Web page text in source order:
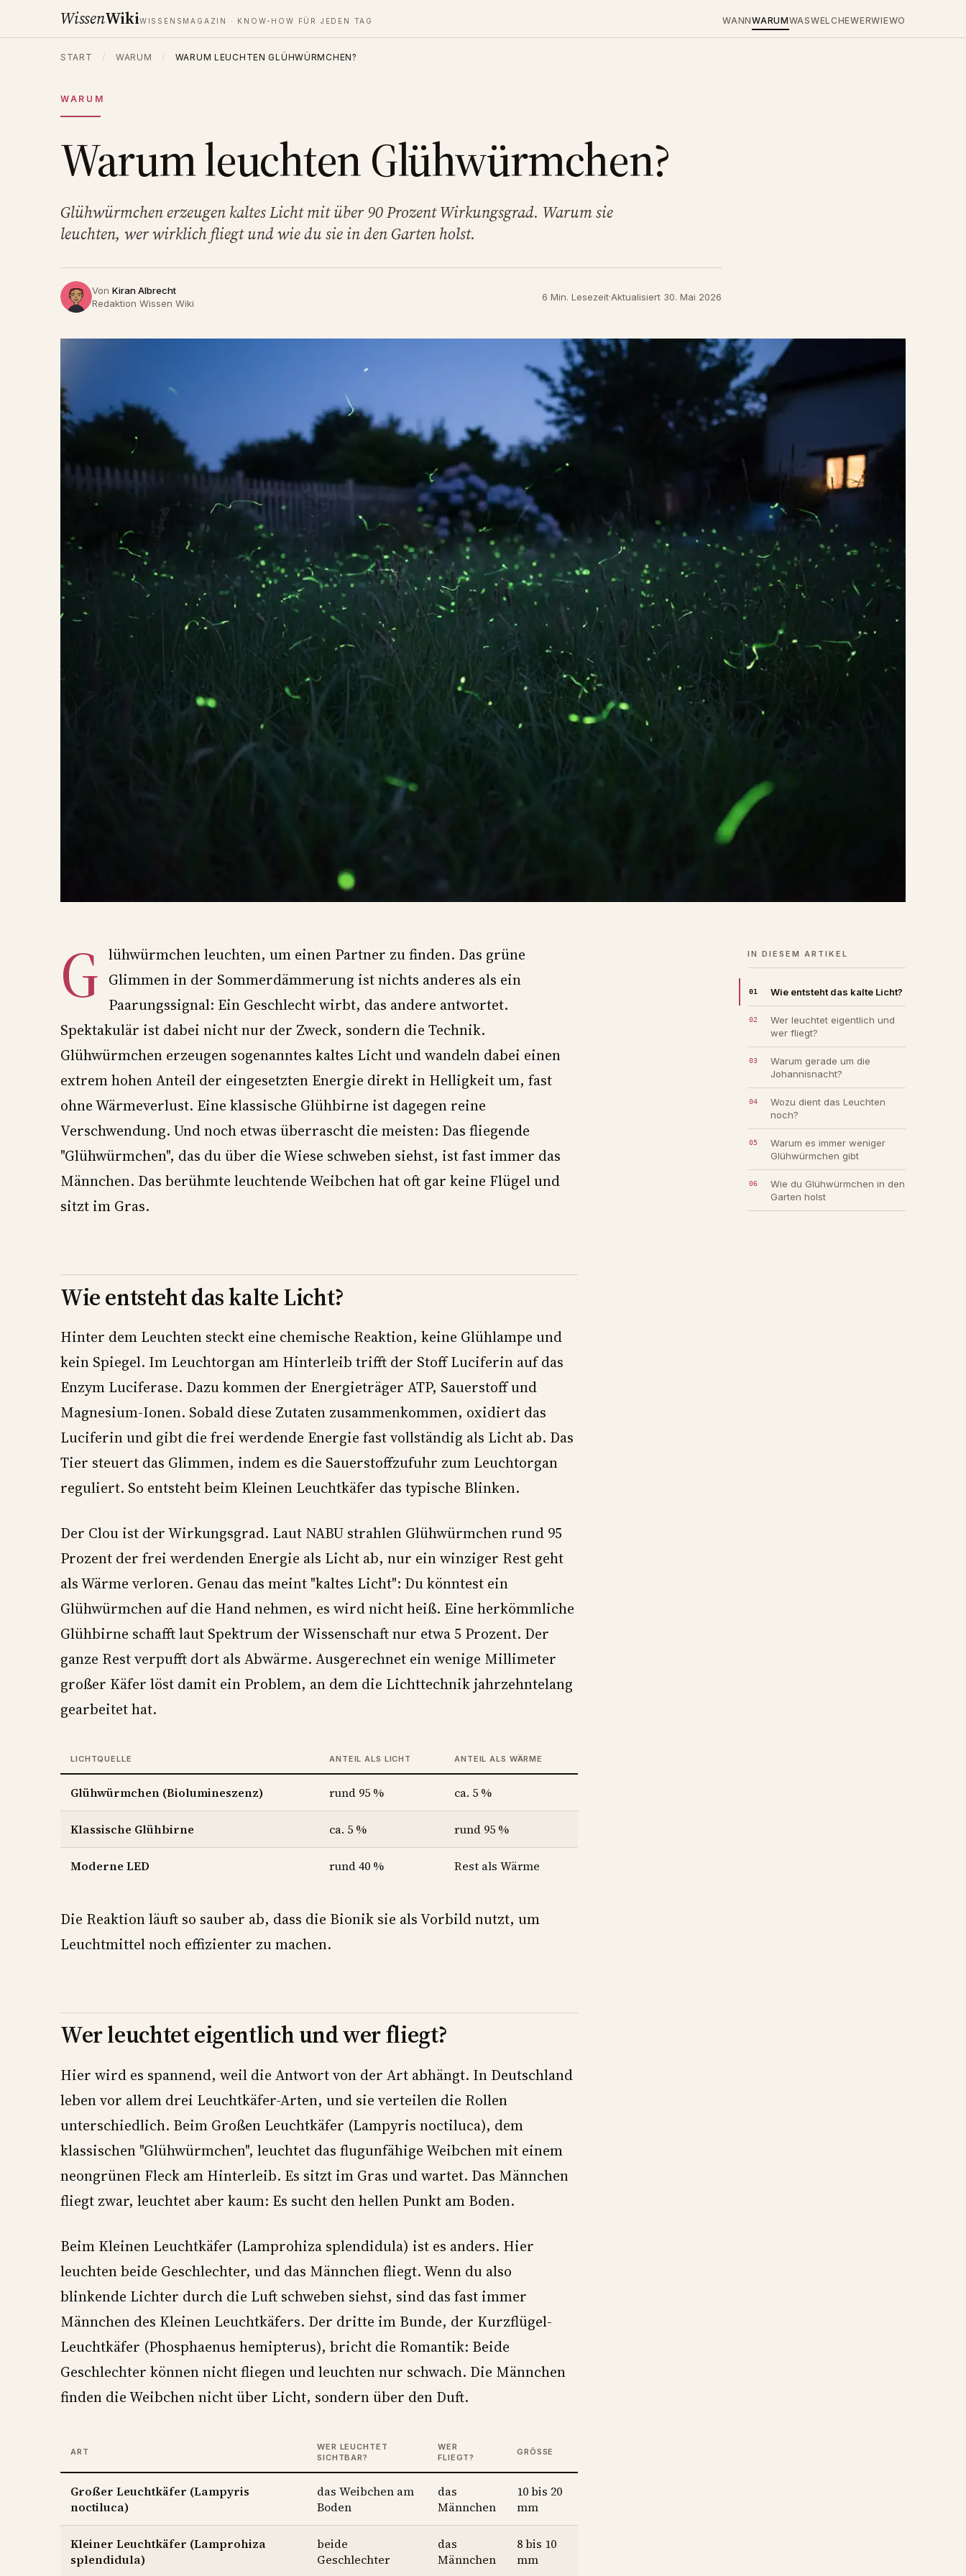
WissenWikiWISSENSMAGAZIN · KNOW-HOW FÜR JEDEN TAG WANNWARUMWASWELCHEWERWIEWO
START / WARUM / WARUM LEUCHTEN GLÜHWÜRMCHEN?
WARUM
Warum leuchten Glühwürmchen?
Glühwürmchen erzeugen kaltes Licht mit über 90 Prozent Wirkungsgrad. Warum sie
leuchten, wer wirklich fliegt und wie du sie in den Garten holst.
Von Kiran Albrecht
Redaktion Wissen Wiki
6 Min. Lesezeit·Aktualisiert 30. Mai 2026
IN DIESEM ARTIKEL
Wie entsteht das kalte Licht?
Wer leuchtet eigentlich und
wer fliegt?
Warum gerade um die
Johannisnacht?
Wozu dient das Leuchten
noch?
Warum es immer weniger
Glühwürmchen gibt
Wie du Glühwürmchen in den
Garten holst
G lühwürmchen leuchten, um einen Partner zu finden. Das grüne
Glimmen in der Sommerdämmerung ist nichts anderes als ein
Paarungssignal: Ein Geschlecht wirbt, das andere antwortet.
Spektakulär ist dabei nicht nur der Zweck, sondern die Technik.
Glühwürmchen erzeugen sogenanntes kaltes Licht und wandeln dabei einen
extrem hohen Anteil der eingesetzten Energie direkt in Helligkeit um, fast
ohne Wärmeverlust. Eine klassische Glühbirne ist dagegen reine
Verschwendung. Und noch etwas überrascht die meisten: Das fliegende
"Glühwürmchen", das du über die Wiese schweben siehst, ist fast immer das
Männchen. Das berühmte leuchtende Weibchen hat oft gar keine Flügel und
sitzt im Gras.
Wie entsteht das kalte Licht?
Hinter dem Leuchten steckt eine chemische Reaktion, keine Glühlampe und
kein Spiegel. Im Leuchtorgan am Hinterleib trifft der Stoff Luciferin auf das
Enzym Luciferase. Dazu kommen der Energieträger ATP, Sauerstoff und
Magnesium-Ionen. Sobald diese Zutaten zusammenkommen, oxidiert das
Luciferin und gibt die frei werdende Energie fast vollständig als Licht ab. Das
Tier steuert das Glimmen, indem es die Sauerstoffzufuhr zum Leuchtorgan
reguliert. So entsteht beim Kleinen Leuchtkäfer das typische Blinken.
Der Clou ist der Wirkungsgrad. Laut NABU strahlen Glühwürmchen rund 95
Prozent der frei werdenden Energie als Licht ab, nur ein winziger Rest geht
als Wärme verloren. Genau das meint "kaltes Licht": Du könntest ein
Glühwürmchen auf die Hand nehmen, es wird nicht heiß. Eine herkömmliche
Glühbirne schafft laut Spektrum der Wissenschaft nur etwa 5 Prozent. Der
ganze Rest verpufft dort als Abwärme. Ausgerechnet ein wenige Millimeter
großer Käfer löst damit ein Problem, an dem die Lichttechnik jahrzehntelang
gearbeitet hat.
LICHTQUELLE ANTEIL ALS LICHT ANTEIL ALS WÄRME
Glühwürmchen (Biolumineszenz) rund 95 % ca. 5 %
Klassische Glühbirne ca. 5 % rund 95 %
Moderne LED rund 40 % Rest als Wärme
Die Reaktion läuft so sauber ab, dass die Bionik sie als Vorbild nutzt, um
Leuchtmittel noch effizienter zu machen.
Wer leuchtet eigentlich und wer fliegt?
Hier wird es spannend, weil die Antwort von der Art abhängt. In Deutschland
leben vor allem drei Leuchtkäfer-Arten, und sie verteilen die Rollen
unterschiedlich. Beim Großen Leuchtkäfer (Lampyris noctiluca), dem
klassischen "Glühwürmchen", leuchtet das flugunfähige Weibchen mit einem
neongrünen Fleck am Hinterleib. Es sitzt im Gras und wartet. Das Männchen
fliegt zwar, leuchtet aber kaum: Es sucht den hellen Punkt am Boden.
Beim Kleinen Leuchtkäfer (Lamprohiza splendidula) ist es anders. Hier
leuchten beide Geschlechter, und das Männchen fliegt. Wenn du also
blinkende Lichter durch die Luft schweben siehst, sind das fast immer
Männchen des Kleinen Leuchtkäfers. Der dritte im Bunde, der Kurzflügel-
Leuchtkäfer (Phosphaenus hemipterus), bricht die Romantik: Beide
Geschlechter können nicht fliegen und leuchten nur schwach. Die Männchen
finden die Weibchen nicht über Licht, sondern über den Duft.
ART
WER LEUCHTET
SICHTBAR?
WER
FLIEGT?
GRÖSSE
Großer Leuchtkäfer (Lampyris
noctiluca)
das Weibchen am
Boden
das
Männchen
10 bis 20
mm
Kleiner Leuchtkäfer (Lamprohiza
splendidula)
beide
Geschlechter
das
Männchen
8 bis 10
mm